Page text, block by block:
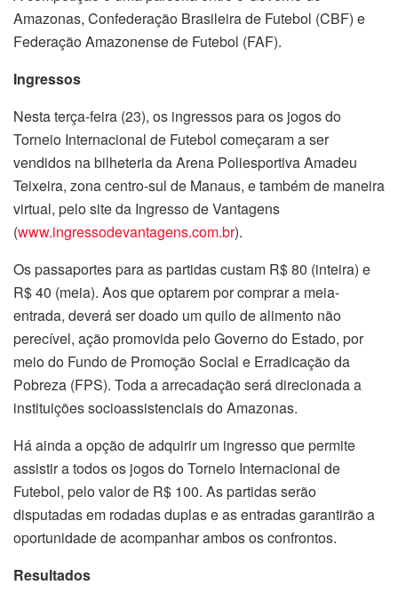
Amazonas, Confederação Brasileira de Futebol (CBF) e
Federação Amazonense de Futebol (FAF).
Ingressos
Nesta terça-feira (23), os ingressos para os jogos do
Torneio Internacional de Futebol começaram a ser
vendidos na bilheteria da Arena Poliesportiva Amadeu
Teixeira, zona centro-sul de Manaus, e também de maneira
virtual, pelo site da Ingresso de Vantagens
(www.ingressodevantagens.com.br).
Os passaportes para as partidas custam R$ 80 (inteira) e
R$ 40 (meia). Aos que optarem por comprar a meia-
entrada, deverá ser doado um quilo de alimento não
perecível, ação promovida pelo Governo do Estado, por
meio do Fundo de Promoção Social e Erradicação da
Pobreza (FPS). Toda a arrecadação será direcionada a
instituições socioassistenciais do Amazonas.
Há ainda a opção de adquirir um ingresso que permite
assistir a todos os jogos do Torneio Internacional de
Futebol, pelo valor de R$ 100. As partidas serão
disputadas em rodadas duplas e as entradas garantirão a
oportunidade de acompanhar ambos os confrontos.
Resultados